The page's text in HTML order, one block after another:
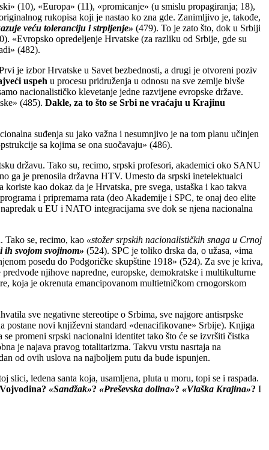
(10), «Europa» (11), «promicanje» (u smislu propagiranja; 18),
rukopisa koji je nastao ko zna gde. Zanimljivo je, takođe,
veću toleranciju i strpljenje» (479). To je zato što, dok u Srbiji
«Evropsko opredeljenje Hrvatske (za razliku od Srbije, gde su
(482).
je izbor Hrvatske u Savet bezbednosti, a drugi je otvoreni poziv
uspeh u procesu pridruženja u odnosu na sve zemlje bivše
nacionalističko klevetanje jedne razvijene evropske države.
(485). Dakle, za to što se Srbi ne vraćaju u Krajinu
suđenja su jako važna i nesumnjivo je na tom planu učinjen
sa kojima se ona suočavaju» (486).
državu. Tako su, recimo, srpski profesori, akademici oko SANU
ga je prenosila državna HTV. Umesto da srpski inetelektualci
kao dokaz da je Hrvatska, pre svega, ustaška i kao takva
i pripremama rata (deo Akademije i SPC, te onaj deo elite
u EU i NATO integracijama sve dok se njena nacionalna
Tako se, recimo, kao «stožer srpskih nacionalističkih snaga u Crnoj
ih svojom svojinom» (524). SPC je toliko drska da, o užasa, «ima
posedu do Podgoričke skupštine 1918» (524). Za sve je kriva,
njihove napredne, europske, demokratske i multikulturne
koja je okrenuta emancipovanom multietničkom crnogorskom
sve negativne stereotipe o Srbima, sve najgore antisrpske
postane novi književni standard «denacifikovane» Srbije). Knjiga
promeni srpski nacionalni identitet tako što će se izvršiti čistka
je najava pravog totalitarizma. Takvu vrstu nasrtaja na
od ovih uslova na najboljem putu da bude ispunjen.
slici, ledena santa koja, usamljena, pluta u moru, topi se i raspada.
Vojvodina? «Sandžak»? «Preševska dolina»? «Vlaška Krajina»? I